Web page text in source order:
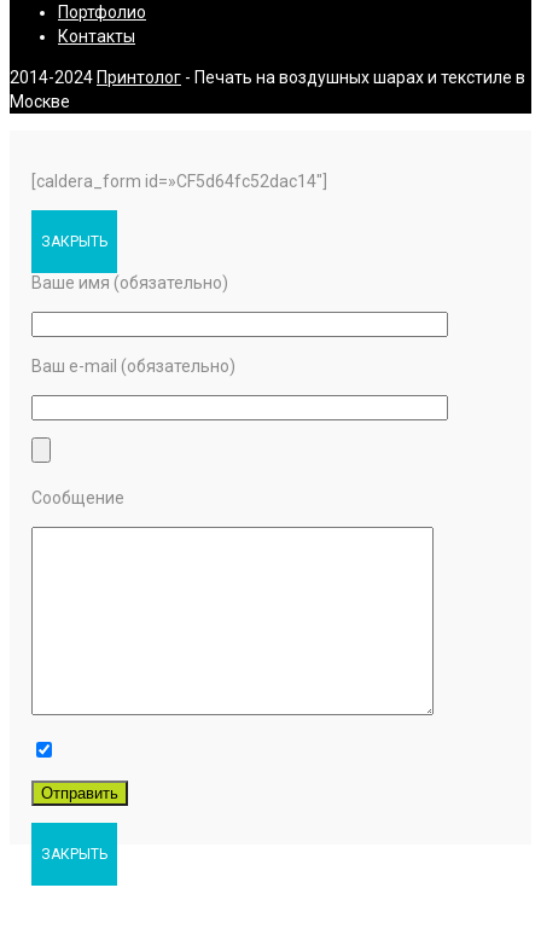
Портфолио
Контакты
2014-2024 Принтолог - Печать на воздушных шарах и текстиле в
Москве
[caldera_form id=»CF5d64fc52dac14″]
ЗАКРЫТЬ
Ваше имя (обязательно)
Ваш e-mail (обязательно)
Сообщение
ЗАКРЫТЬ